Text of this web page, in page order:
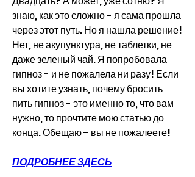
знаю, как это сложно - я сама прошла
через этот путь. Но я нашла решение!
Нет, не акупунктура, не таблетки, не
даже зеленый чай. Я попробовала
гипноз - и не пожалела ни разу! Если
вы хотите узнать, почему бросить
пить гипноз - это именно то, что вам
нужно, то прочтите мою статью до
конца. Обещаю - вы не пожалеете!
ПОДРОБНЕЕ ЗДЕСЬ